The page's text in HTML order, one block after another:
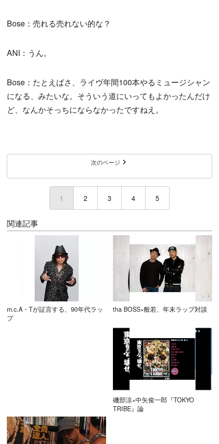
Bose：売れる売れない的な？
ANI：うん。
Bose：たとえばさ、ライヴ年間100本やるミュージシャン
になる、みたいな。そういう道にいってもよかったんだけ
ど、なんかそっちにならなかったですねえ。
次のページ
1 (current)
2 3 4 5
関連記事
m.c.A・Tが証言する、90年代ラッ
プ
tha BOSS×般若、年末ラップ対談
磯部涼×中矢俊一郎『TOKYO
TRIBE』論